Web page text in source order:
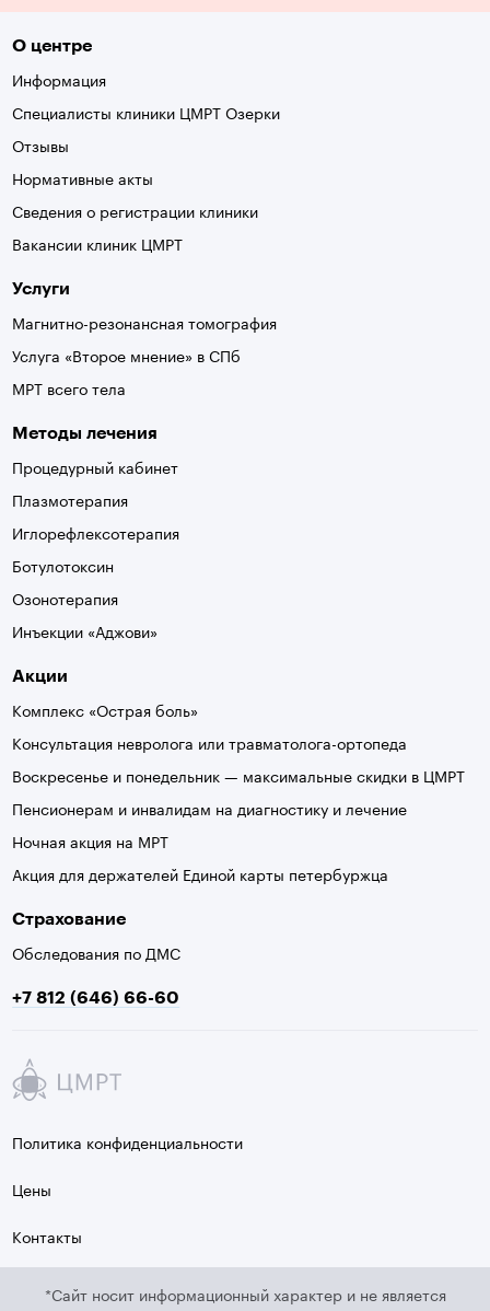
О центре
Информация
Специалисты клиники ЦМРТ Озерки
Отзывы
Нормативные акты
Сведения о регистрации клиники
Вакансии клиник ЦМРТ
Услуги
Магнитно-резонансная томография
Услуга «Второе мнение» в СПб
МРТ всего тела
Методы лечения
Процедурный кабинет
Плазмотерапия
Иглорефлексотерапия
Ботулотоксин
Озонотерапия
Инъекции «Аджови»
Акции
Комплекс «Острая боль»
Консультация невролога или травматолога-ортопеда
Воскресенье и понедельник — максимальные скидки в ЦМРТ
Пенсионерам и инвалидам на диагностику и лечение
Ночная акция на МРТ
Акция для держателей Единой карты петербуржца
Страхование
Обследования по ДМС
+7 812 (646) 66-60
Политика конфиденциальности
Цены
Контакты
*Сайт носит информационный характер и не является